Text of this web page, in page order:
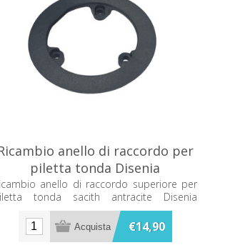
anello di raccordo per
piletta tonda Disenia
RCPLRACSAC2
anello di raccordo superiore per
tonda sacith antracite Disenia
RCPLRACSAC2
€14,90